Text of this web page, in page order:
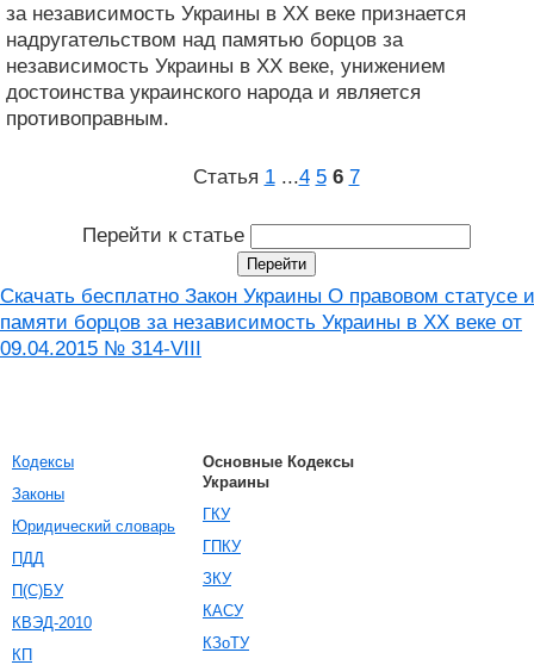
за независимость Украины в XX веке признается
надругательством над памятью борцов за
независимость Украины в XX веке, унижением
достоинства украинского народа и является
противоправным.
Статья 1 ...4 5 6 7
Перейти к статье
Скачать бесплатно Закон Украины О правовом статусе и
памяти борцов за независимость Украины в XX веке от
09.04.2015 № 314-VIII
Кодексы
Законы
Юридический словарь
ПДД
П(С)БУ
КВЭД-2010
КП
Основные Кодексы
Украины
ГКУ
ГПКУ
ЗКУ
КАСУ
КЗоТУ